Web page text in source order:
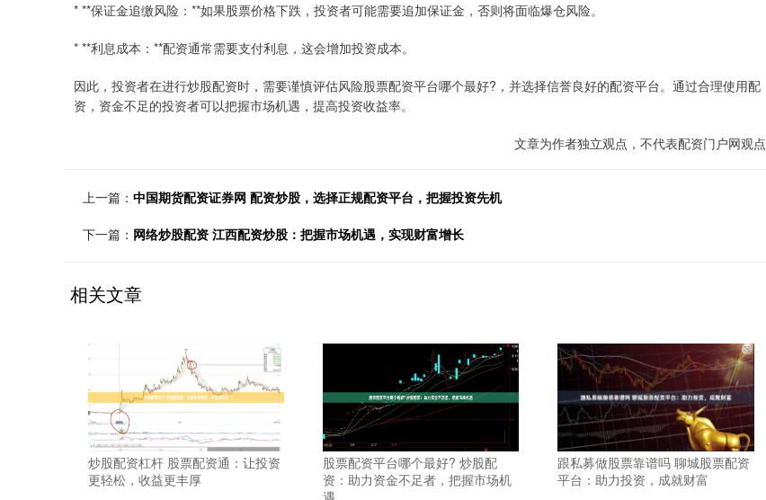
* **保证金追缴风险：**如果股票价格下跌，投资者可能需要追加保证金，否则将面临爆仓风险。
* **利息成本：**配资通常需要支付利息，这会增加投资成本。
因此，投资者在进行炒股配资时，需要谨慎评估风险股票配资平台哪个最好?，并选择信誉良好的配资平台。通过合理使用配
资，资金不足的投资者可以把握市场机遇，提高投资收益率。
文章为作者独立观点，不代表配资门户网观点
上一篇： 中国期货配资证券网 配资炒股，选择正规配资平台，把握投资先机
下一篇： 网络炒股配资 江西配资炒股：把握市场机遇，实现财富增长
相关文章
炒股配资杠杆 股票配资通：让投资
更轻松，收益更丰厚
股票配资平台哪个最好? 炒股配
资：助力资金不足者，把握市场机
跟私募做股票靠谱吗 聊城股票配资
平台：助力投资，成就财富